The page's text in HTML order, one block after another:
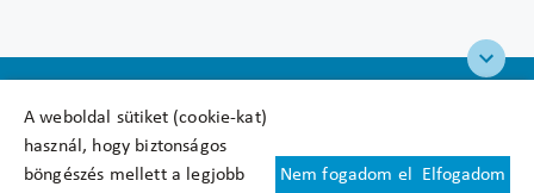
A weboldal sütiket (cookie-kat)
használ, hogy biztonságos
böngészés mellett a legjobb
Nem fogadom el Elfogadom
Felhasználási feltételek